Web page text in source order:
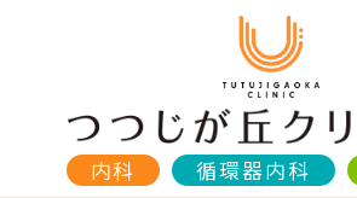
内科 循環器内科